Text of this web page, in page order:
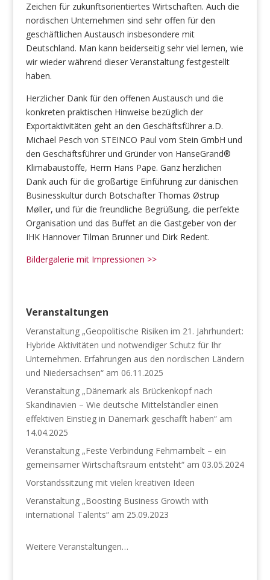
Zeichen für zukunftsorientiertes Wirtschaften. Auch die
nordischen Unternehmen sind sehr offen für den
geschäftlichen Austausch insbesondere mit
Deutschland. Man kann beiderseitig sehr viel lernen, wie
wir wieder während dieser Veranstaltung festgestellt
haben.
Herzlicher Dank für den offenen Austausch und die
konkreten praktischen Hinweise bezüglich der
Exportaktivitäten geht an den Geschäftsführer a.D.
Michael Pesch von STEINCO Paul vom Stein GmbH und
den Geschäftsführer und Gründer von HanseGrand®
Klimabaustoffe, Herrn Hans Pape. Ganz herzlichen
Dank auch für die großartige Einführung zur dänischen
Businesskultur durch Botschafter Thomas Østrup
Møller, und für die freundliche Begrüßung, die perfekte
Organisation und das Buffet an die Gastgeber von der
IHK Hannover Tilman Brunner und Dirk Redent.
Bildergalerie mit Impressionen >>
Veranstaltungen
Veranstaltung „Geopolitische Risiken im 21. Jahrhundert:
Hybride Aktivitäten und notwendiger Schutz für Ihr
Unternehmen. Erfahrungen aus den nordischen Ländern
und Niedersachsen“ am 06.11.2025
Veranstaltung „Dänemark als Brückenkopf nach
Skandinavien – Wie deutsche Mittelständler einen
effektiven Einstieg in Dänemark geschafft haben“ am
14.04.2025
Veranstaltung „Feste Verbindung Fehmarnbelt – ein
gemeinsamer Wirtschaftsraum entsteht“ am 03.05.2024
Vorstandssitzung mit vielen kreativen Ideen
Veranstaltung „Boosting Business Growth with
international Talents“ am 25.09.2023
Weitere Veranstaltungen…